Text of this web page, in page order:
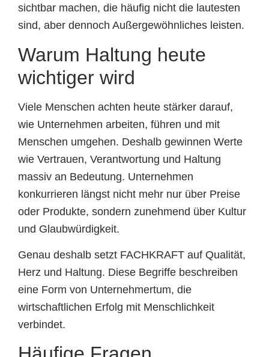
sichtbar machen, die häufig nicht die lautesten
sind, aber dennoch Außergewöhnliches leisten.
Warum Haltung heute
wichtiger wird
Viele Menschen achten heute stärker darauf,
wie Unternehmen arbeiten, führen und mit
Menschen umgehen. Deshalb gewinnen Werte
wie Vertrauen, Verantwortung und Haltung
massiv an Bedeutung. Unternehmen
konkurrieren längst nicht mehr nur über Preise
oder Produkte, sondern zunehmend über Kultur
und Glaubwürdigkeit.
Genau deshalb setzt FACHKRAFT auf Qualität,
Herz und Haltung. Diese Begriffe beschreiben
eine Form von Unternehmertum, die
wirtschaftlichen Erfolg mit Menschlichkeit
verbindet.